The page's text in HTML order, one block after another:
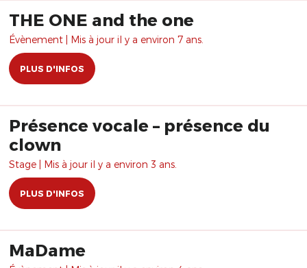
THE ONE and the one
Évènement | Mis à jour il y a environ 7 ans.
PLUS D'INFOS
Présence vocale – présence du
clown
Stage | Mis à jour il y a environ 3 ans.
PLUS D'INFOS
MaDame